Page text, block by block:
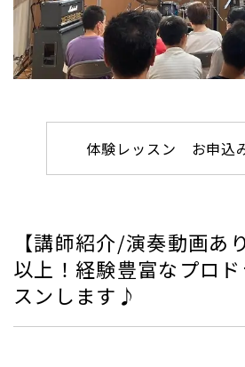
体験レッスン お申込
【講師紹介/演奏動画あ
以上！経験豊富なプロ
スンします♪